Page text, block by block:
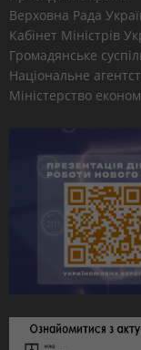
Верховна Рада
Кабінет Міністрів
Громадянське
Національне
Міністерство